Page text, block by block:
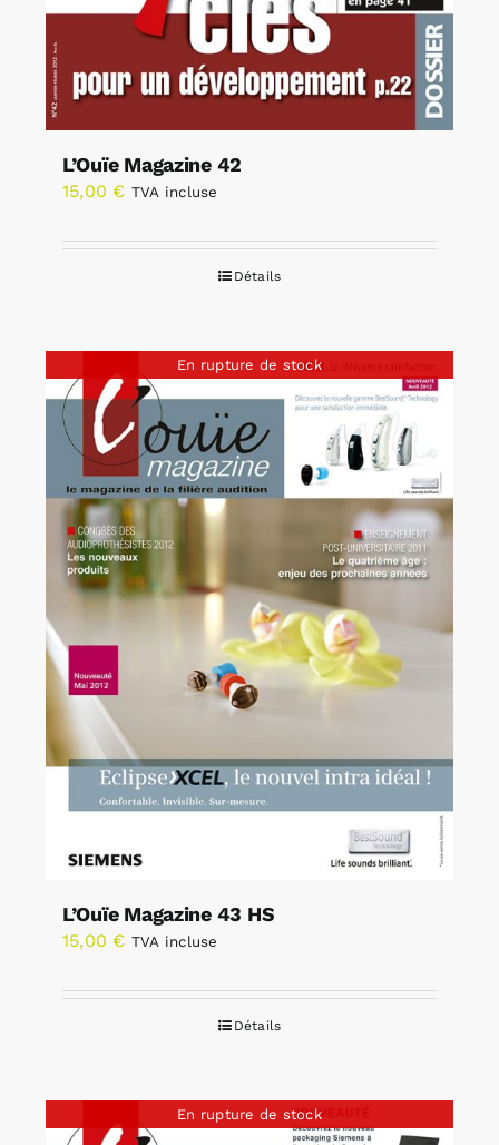
L’Ouïe Magazine 42
15,00 € TVA incluse
Détails
En rupture de stock
L’Ouïe Magazine 43 HS
15,00 € TVA incluse
Détails
En rupture de stock